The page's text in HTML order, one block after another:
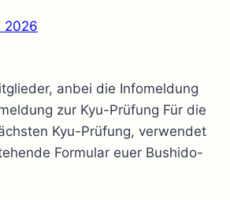
2026
anbei die Infomeldung
zur Kyu-Prüfung Für die
Kyu-Prüfung, verwendet
Formular euer Bushido-